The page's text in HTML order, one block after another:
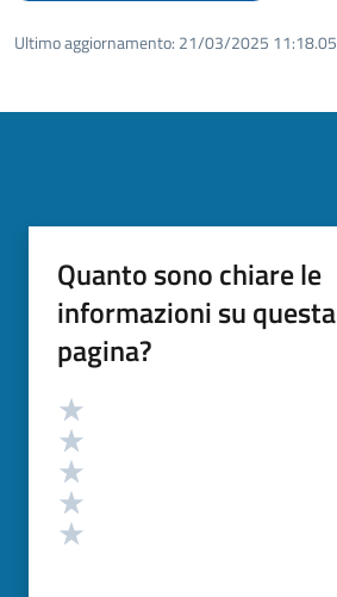
Ultimo aggiornamento: 21/03/2025 11:18.05
Quanto sono chiare le
informazioni su questa
pagina?
Valutazione